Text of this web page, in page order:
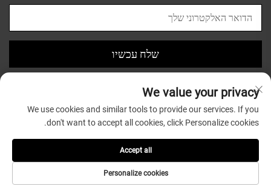
שלח עכשיו
Housewares Co.,Ltd. |
We value your privacy
We use cookies and similar tools to provide our services. If you
don't want to accept all cookies, click Personalize cookies.
Personalize cookies
Accept all